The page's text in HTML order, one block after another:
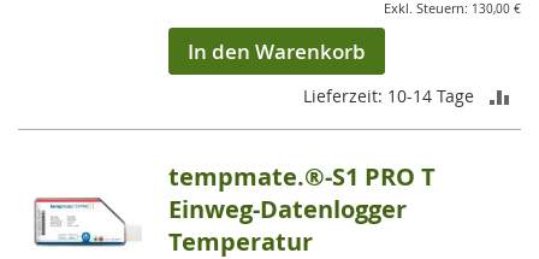
130,00 €
In den Warenkorb
Lieferzeit: 10-14 Tage
tempmate.®-S1 PRO T
Einweg-Datenlogger
Temperatur